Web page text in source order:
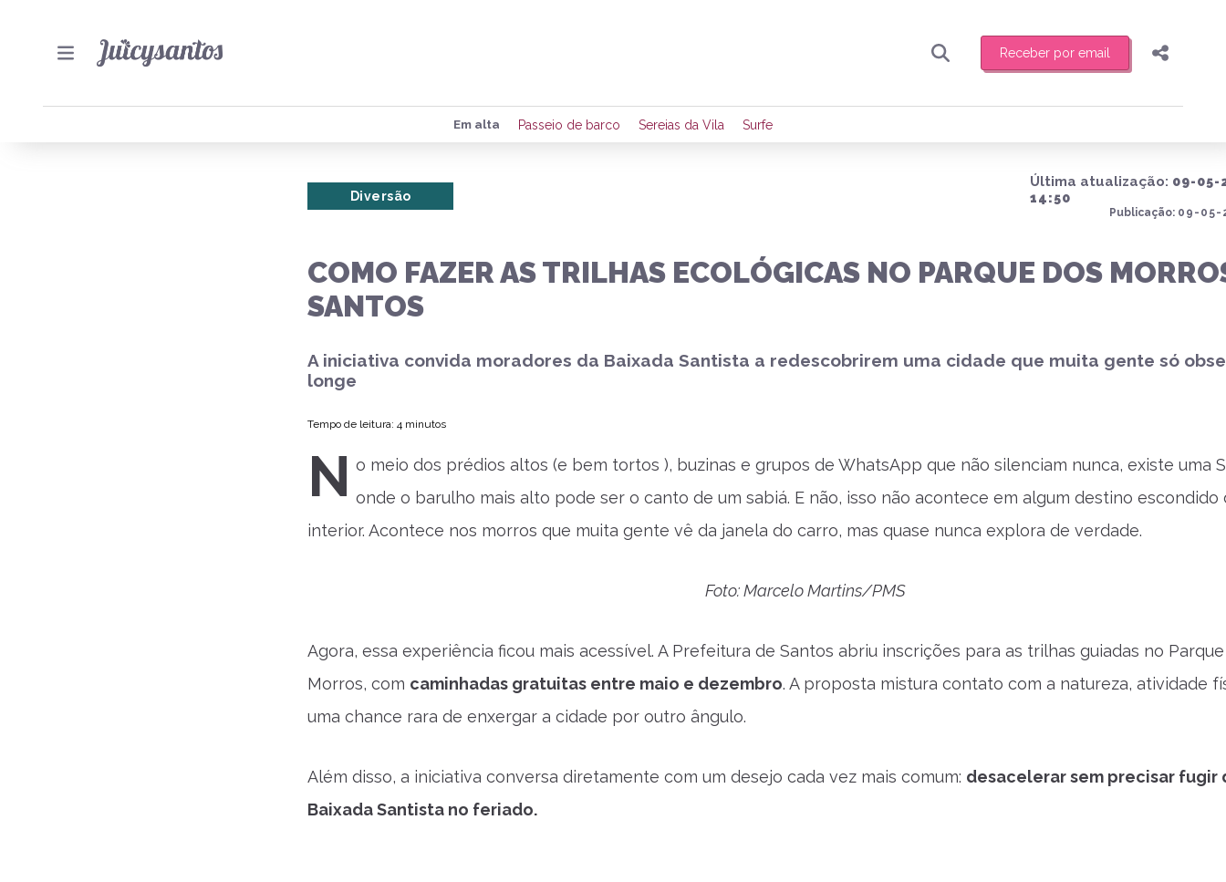
Receber por email
Preencha seus dados para receber toda sexta-feira de manhã o resumo
de eventos e notícias da região.
Compartilhar
Enviar por Whatsapp
Publicar no X
Em alta Passeio de barco Sereias da Vila Surfe
Última atualização: 09-05-
14:50
Publicação: 09-05-
Diversão
COMO FAZER AS TRILHAS ECOLÓGICAS NO PARQUE DOS
SANTOS
A iniciativa convida moradores da Baixada Santista a redescobrirem uma cidade que muita gente só
longe
Tempo de leitura: 4 minutos
N o meio dos prédios altos (e bem tortos ), buzinas e grupos de WhatsApp que não silenciam nunca, existe uma
onde o barulho mais alto pode ser o canto de um sabiá. E não, isso não acontece em algum destino escondido
interior. Acontece nos morros que muita gente vê da janela do carro, mas quase nunca explora de verdade.
Foto: Marcelo Martins/PMS
Agora, essa experiência ficou mais acessível. A Prefeitura de Santos abriu inscrições para as trilhas guiadas no
Morros, com caminhadas gratuitas entre maio e dezembro. A proposta mistura contato com a natureza, atividade
uma chance rara de enxergar a cidade por outro ângulo.
Além disso, a iniciativa conversa diretamente com um desejo cada vez mais comum: desacelerar sem precisar fugir
Baixada Santista no feriado.